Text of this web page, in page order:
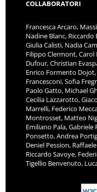
COLLABORATORI
Francesca Arcaro,
Nadine Blanc,
Giulia Calisti, Nadia
Filippo Clermont, Carol
Dufour, Christian
Enrico Formento
Francesconi, Sofia
Paolo Gatto, Michael
Cecilia Lazzarotto,
Marrelli, Federico
Montrosset, Matteo
Emiliano Pala,
Ponsetto, Andrea
Deniel Pession,
Riccardo Savoye,
Tigellio Benvenuto,